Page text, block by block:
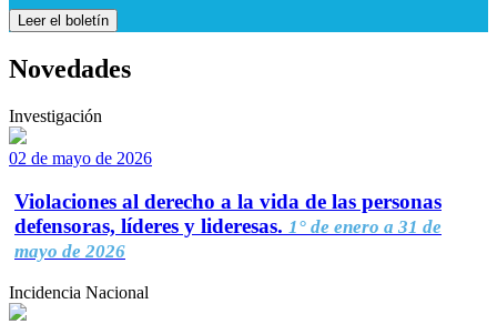
Leer el boletín
Novedades
Investigación
02 de mayo de 2026
Violaciones al derecho a la vida de las personas
defensoras, líderes y lideresas. 1° de enero a 31 de
mayo de 2026
Incidencia Nacional